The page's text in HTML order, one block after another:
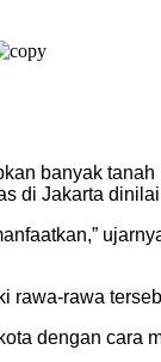
banyak
di Jakarta
rawa
dengan cara